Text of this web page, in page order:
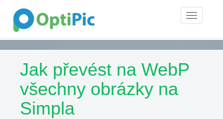
Toggle
Jak převést na WebP
všechny obrázky na
Simpla